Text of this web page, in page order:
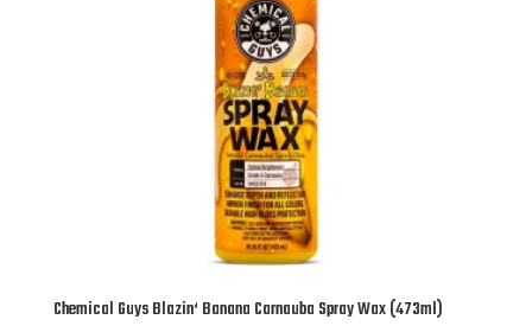
Chemical Guys Blazin‘ Banana Carnauba Spray Wax (473ml)